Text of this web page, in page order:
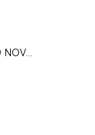
FESTIFOOT FEMININ 19 NOVEMBRE 2017